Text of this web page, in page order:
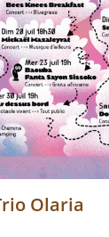
Olaria